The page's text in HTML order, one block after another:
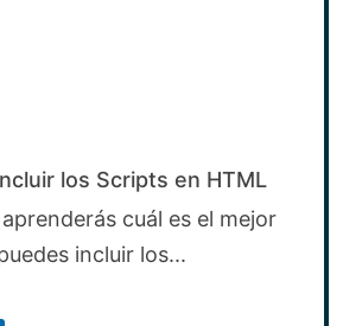
los Scripts en HTML
cuál es el mejor
incluir los...